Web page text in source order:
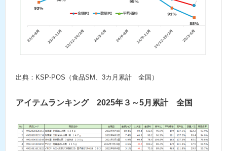
出典：KSP-POS（食品SM、3カ月累計 全国）
アイテムランキング 2025年３～5月累計 全国